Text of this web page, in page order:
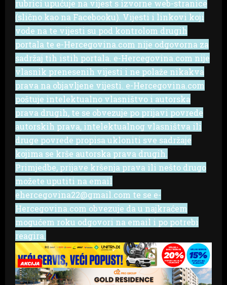
rubrici upućuje na vijest s izvorne web-stranice
(slično kao na Facebooku). Vijesti i linkovi koji
vode na te vijesti su pod kontrolom drugih
portala te e-Hercegovina.com nije odgovorna za
sadržaj tih istih portala. e-Hercegovina.com nije
vlasnik prenesenih vijesti i ne polaže nikakva
prava na objavljene vijesti. e-Hercegovina.com
poštuje intelektualno vlasništvo i autorska
prava drugih, te se obvezuje po prijavi povrede
autorskih prava, intelektualnog vlasništva ili
druge povrede propisa ukloniti sve sadržaje
kojima se krše autorska prava drugih.
Primjedbe, prijave kršenja prava ili nešto drugo
možete uputiti na email
ehercegovina22@gmail.com te se e-
Hercegovina.com obvezuje da u najkraćem
mogućem roku odgovori na email i po potrebi
reagira.